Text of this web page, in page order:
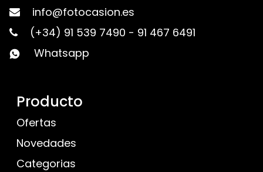
info@fotocasion.es
(+34) 91 539 7490 - 91 467 6491
Whatsapp
Producto
Ofertas
Novedades
Categorias